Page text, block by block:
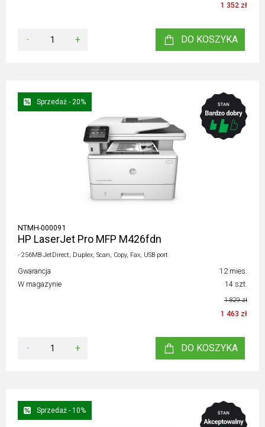
1 352 zł
- + DO KOSZYKA
Sprzedaż - 20%
NTMH-000091
HP LaserJet Pro MFP M426fdn
- 256MB JetDirect, Duplex, Scan, Copy, Fax, USB port
Gwarancja
12 mies.
W magazynie
14 szt.
1 829 zł
1 463 zł
- + DO KOSZYKA
Sprzedaż - 10%